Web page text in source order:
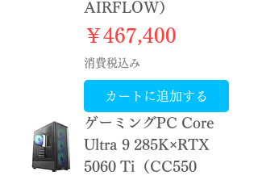
AIRFLOW）
価格
￥467,400
消費税込み
カートに追加する
ゲーミングPC Core
Ultra 9 285K×RTX
5060 Ti（CC550